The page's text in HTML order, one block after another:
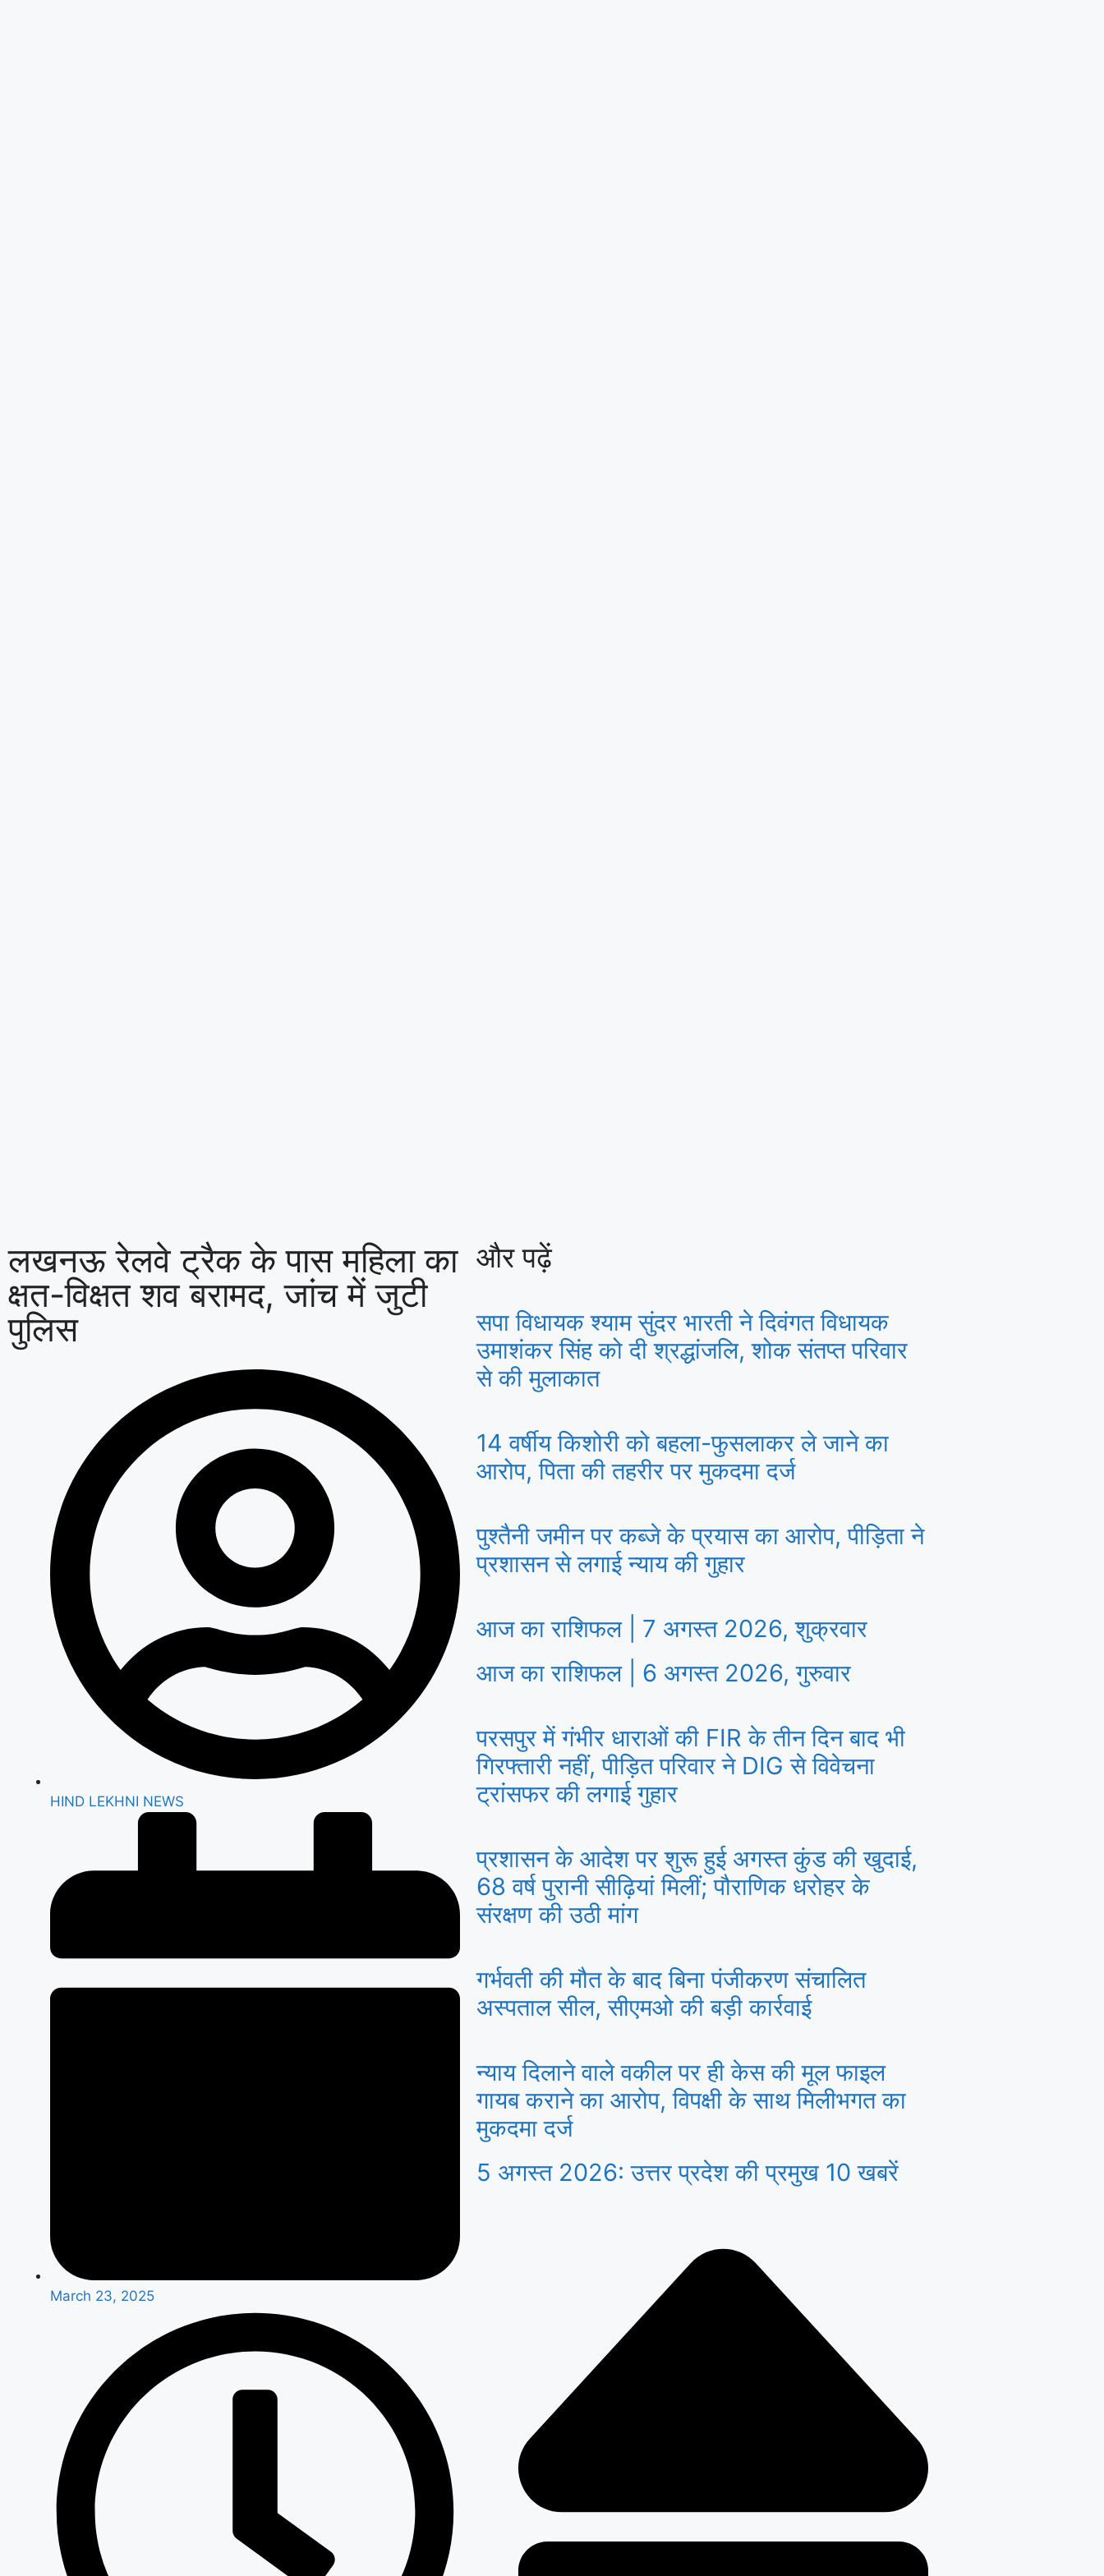
लखनऊ रेलवे ट्रैक के पास महिला का
क्षत-विक्षत शव बरामद, जांच में जुटी
पुलिस
HIND LEKHNI NEWS
March 23, 2025
और पढ़ें
सपा विधायक श्याम सुंदर भारती ने दिवंगत विधायक
उमाशंकर सिंह को दी श्रद्धांजलि, शोक संतप्त परिवार
से की मुलाकात
14 वर्षीय किशोरी को बहला-फुसलाकर ले जाने का
आरोप, पिता की तहरीर पर मुकदमा दर्ज
पुश्तैनी जमीन पर कब्जे के प्रयास का आरोप, पीड़िता ने
प्रशासन से लगाई न्याय की गुहार
आज का राशिफल | 7 अगस्त 2026, शुक्रवार
आज का राशिफल | 6 अगस्त 2026, गुरुवार
परसपुर में गंभीर धाराओं की FIR के तीन दिन बाद भी
गिरफ्तारी नहीं, पीड़ित परिवार ने DIG से विवेचना
ट्रांसफर की लगाई गुहार
प्रशासन के आदेश पर शुरू हुई अगस्त कुंड की खुदाई,
68 वर्ष पुरानी सीढ़ियां मिलीं; पौराणिक धरोहर के
संरक्षण की उठी मांग
गर्भवती की मौत के बाद बिना पंजीकरण संचालित
अस्पताल सील, सीएमओ की बड़ी कार्रवाई
न्याय दिलाने वाले वकील पर ही केस की मूल फाइल
गायब कराने का आरोप, विपक्षी के साथ मिलीभगत का
मुकदमा दर्ज
5 अगस्त 2026: उत्तर प्रदेश की प्रमुख 10 खबरें